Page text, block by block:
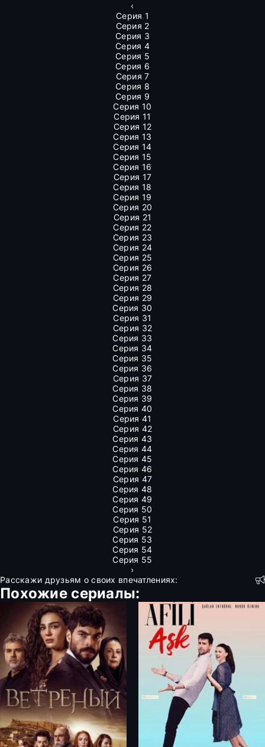
‹
Серия 1
Серия 2
Серия 3
Серия 4
Серия 5
Серия 6
Серия 7
Серия 8
Серия 9
Серия 10
Серия 11
Серия 12
Серия 13
Серия 14
Серия 15
Серия 16
Серия 17
Серия 18
Серия 19
Серия 20
Серия 21
Серия 22
Серия 23
Серия 24
Серия 25
Серия 26
Серия 27
Серия 28
Серия 29
Серия 30
Серия 31
Серия 32
Серия 33
Серия 34
Серия 35
Серия 36
Серия 37
Серия 38
Серия 39
Серия 40
Серия 41
Серия 42
Серия 43
Серия 44
Серия 45
Серия 46
Серия 47
Серия 48
Серия 49
Серия 50
Серия 51
Серия 52
Серия 53
Серия 54
Серия 55
›
Расскажи друзьям о своих впечатлениях:
Похожие сериалы: